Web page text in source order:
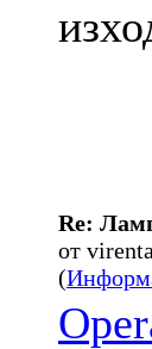
Re:
от
(